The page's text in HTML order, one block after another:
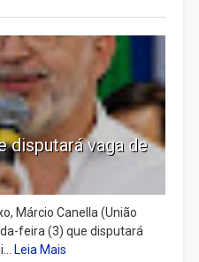
disputará vaga de
Márcio Canella (União
feira (3) que disputará
Leia Mais